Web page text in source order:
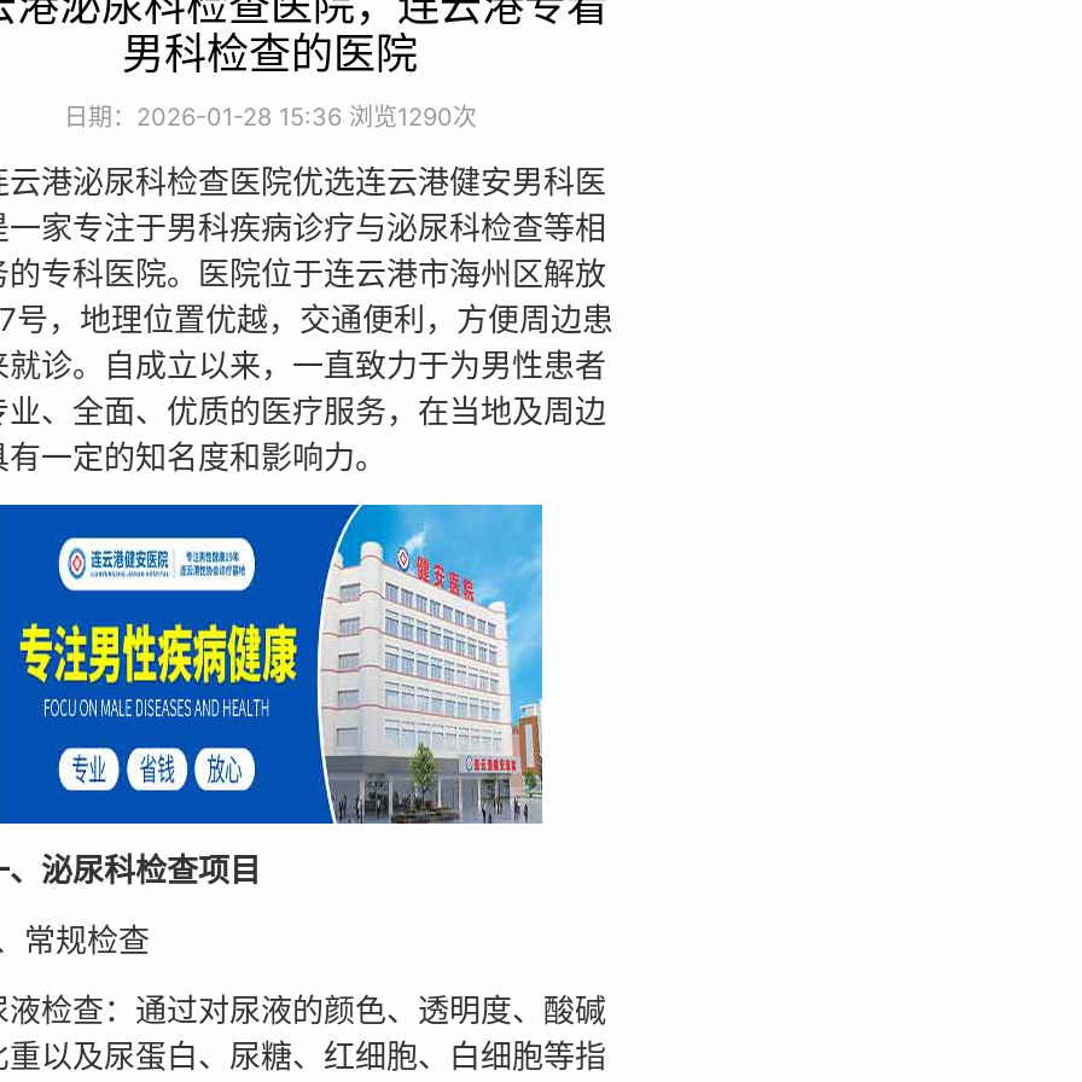
男科检查的医院
日期：2026-01-28 15:36 浏览1290次
泌尿科检查医院优选连云港健安男科医
一家专注于男科疾病诊疗与泌尿科检查等相
的专科医院。医院位于连云港市海州区解放
号，地理位置优越，交通便利，方便周边患
就诊。自成立以来，一直致力于为男性患者
业、全面、优质的医疗服务，在当地及周边
一定的知名度和影响力。
、泌尿科检查项目
规检查
查：通过对尿液的颜色、透明度、酸碱
重以及尿蛋白、尿糖、红细胞、白细胞等指